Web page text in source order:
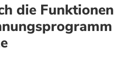
die Funktionen